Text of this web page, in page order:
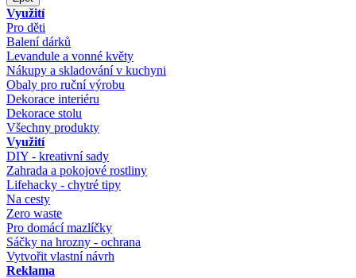
Využití
Pro děti
Balení dárků
Levandule a vonné květy
Nákupy a skladování v kuchyni
Obaly pro ruční výrobu
Dekorace interiéru
Dekorace stolu
Všechny produkty
Využití
DIY - kreativní sady
Zahrada a pokojové rostliny
Lifehacky - chytré tipy
Na cesty
Zero waste
Pro domácí mazlíčky
Sáčky na hrozny - ochrana
Vytvořit vlastní návrh
Reklama